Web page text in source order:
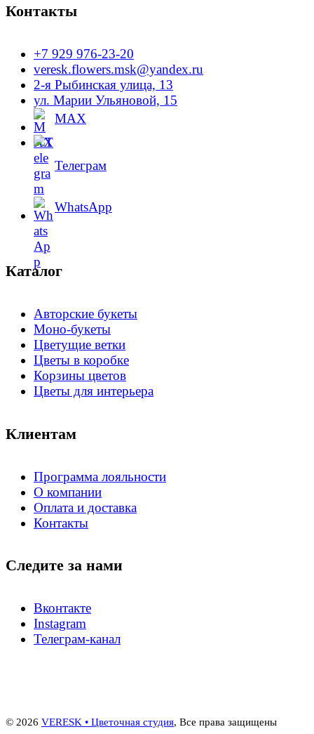
Контакты
+7 929 976-23-20
veresk.flowers.msk@yandex.ru
2-я Рыбинская улица, 13
ул. Марии Ульяновой, 15
MAX
Телеграм
WhatsApp
Каталог
Авторские букеты
Моно-букеты
Цветущие ветки
Цветы в коробке
Корзины цветов
Цветы для интерьера
Клиентам
Программа лояльности
О компании
Оплата и доставка
Контакты
Следите за нами
Вконтакте
Instagram
Телеграм-канал
© 2026 VERESK • Цветочная студия, Все права защищены